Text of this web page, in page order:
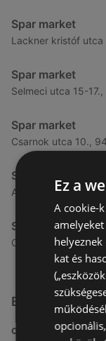
Spar market
Lackner kristóf
Spar market
Selmeci utca 15-
Spar market
Csarnok utca 10.,
Spar market
Arany jános utca
Spar market
Csengery utca 93,
Egyéb
CÍM
Ez a
A cookie-
kat és